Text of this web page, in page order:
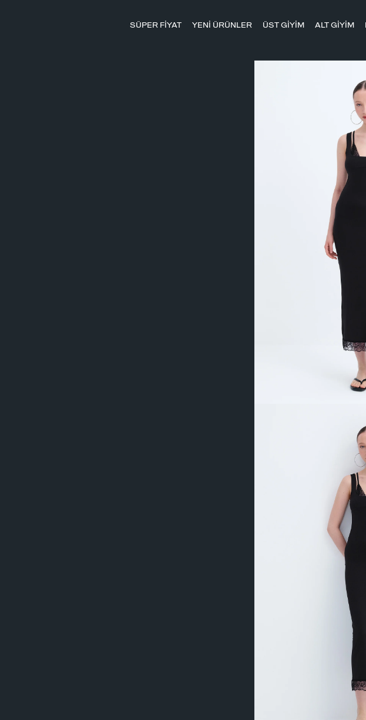
SÜPER FİYAT YENİ ÜRÜNLER ÜST GİYİM ALT GİYİM